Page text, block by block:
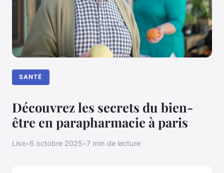
SANTÉ
Découvrez les secrets du bien-
être en parapharmacie à paris
Lise•6 octobre 2025•7 min de lecture